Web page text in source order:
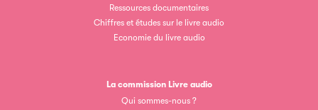
Ressources documentaires
Chiffres et études sur le livre audio
Economie du livre audio
La commission Livre audio
Qui sommes-nous ?